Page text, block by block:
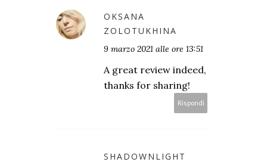
OKSANA
ZOLOTUKHINA
9 marzo 2021 alle ore 13:51
A great review indeed,
thanks for sharing!
Rispondi
SHADOWNLIGHT